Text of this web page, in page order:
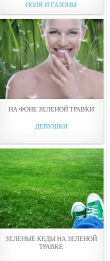
ПОЛЯ И ГАЗОНЫ
НА ФОНЕ ЗЕЛЕНОЙ ТРАВКИ
ДЕВУШКИ
ЗЕЛЕНЫЕ КЕДЫ НА ЗЕЛЕНОЙ
ТРАВКЕ